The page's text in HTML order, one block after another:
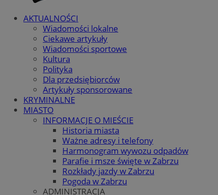
AKTUALNOŚCI
Wiadomości lokalne
Ciekawe artykuły
Wiadomości sportowe
Kultura
Polityka
Dla przedsiębiorców
Artykuły sponsorowane
KRYMINALNE
MIASTO
INFORMACJE O MIEŚCIE
Historia miasta
Ważne adresy i telefony
Harmonogram wywozu odpadów
Parafie i msze święte w Zabrzu
Rozkłady jazdy w Zabrzu
Pogoda w Zabrzu
ADMINISTRACJA